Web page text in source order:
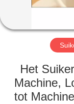
Het
Machine,
tot